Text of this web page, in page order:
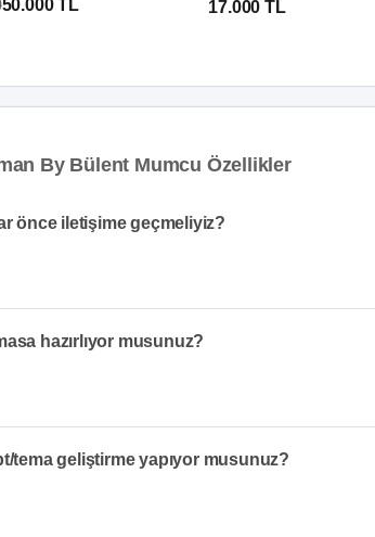
50.000 TL
17.000 TL
By Bülent Mumcu Özellikler
önce iletişime geçmeliyiz?
hazırlıyor musunuz?
tema geliştirme yapıyor musunuz?